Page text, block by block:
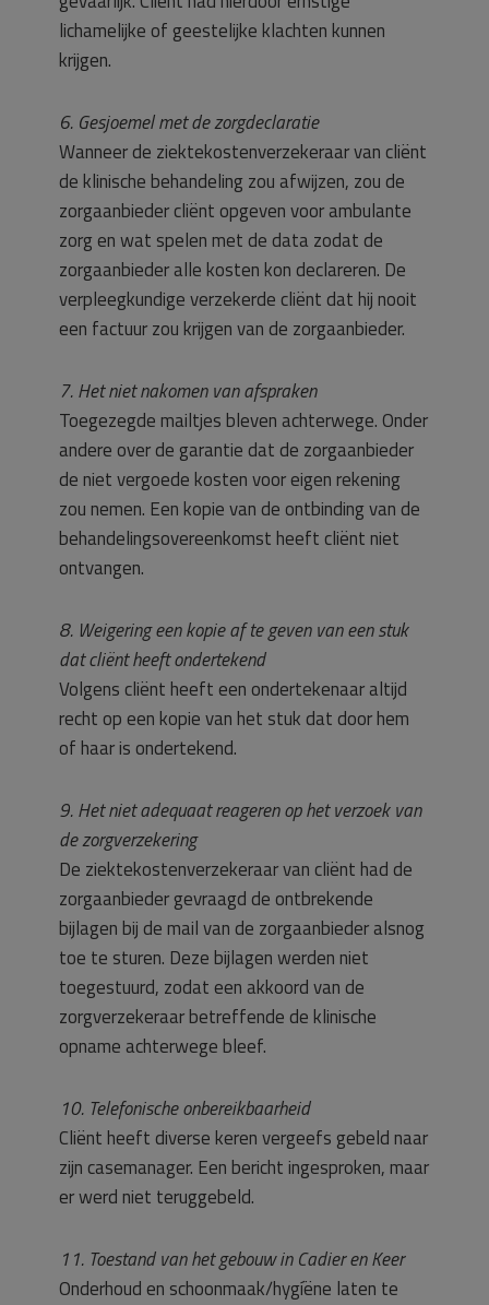
lichamelijke of geestelijke klachten kunnen
krijgen.
6. Gesjoemel met de zorgdeclaratie
Wanneer de ziektekostenverzekeraar van cliënt
de klinische behandeling zou afwijzen, zou de
zorgaanbieder cliënt opgeven voor ambulante
zorg en wat spelen met de data zodat de
zorgaanbieder alle kosten kon declareren. De
verpleegkundige verzekerde cliënt dat hij nooit
een factuur zou krijgen van de zorgaanbieder.
7. Het niet nakomen van afspraken
Toegezegde mailtjes bleven achterwege. Onder
andere over de garantie dat de zorgaanbieder
de niet vergoede kosten voor eigen rekening
zou nemen. Een kopie van de ontbinding van de
behandelingsovereenkomst heeft cliënt niet
ontvangen.
8. Weigering een kopie af te geven van een stuk
dat cliënt heeft ondertekend
Volgens cliënt heeft een ondertekenaar altijd
recht op een kopie van het stuk dat door hem
of haar is ondertekend.
9. Het niet adequaat reageren op het verzoek van
de zorgverzekering
De ziektekostenverzekeraar van cliënt had de
zorgaanbieder gevraagd de ontbrekende
bijlagen bij de mail van de zorgaanbieder alsnog
toe te sturen. Deze bijlagen werden niet
toegestuurd, zodat een akkoord van de
zorgverzekeraar betreffende de klinische
opname achterwege bleef.
10. Telefonische onbereikbaarheid
Cliënt heeft diverse keren vergeefs gebeld naar
zijn casemanager. Een bericht ingesproken, maar
er werd niet teruggebeld.
11. Toestand van het gebouw in Cadier en Keer
Onderhoud en schoonmaak/hygíëne laten te